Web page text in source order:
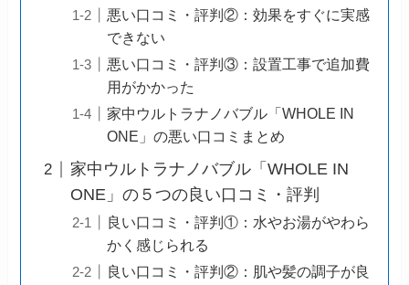
悪い口コミ・評判②：効果をすぐに実感
できない
悪い口コミ・評判③：設置工事で追加費
用がかかった
家中ウルトラナノバブル「WHOLE IN
ONE」の悪い口コミまとめ
家中ウルトラナノバブル「WHOLE IN
ONE」の５つの良い口コミ・評判
良い口コミ・評判①：水やお湯がやわら
かく感じられる
良い口コミ・評判②：肌や髪の調子が良